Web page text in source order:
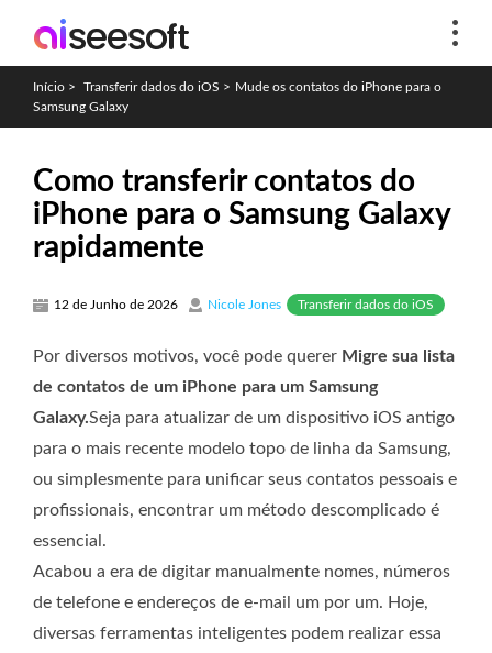
Início > Transferir dados do iOS > Mude os contatos do iPhone para o
Samsung Galaxy
Como transferir contatos do
iPhone para o Samsung Galaxy
rapidamente
12 de Junho de 2026 Nicole Jones Transferir dados do iOS
Por diversos motivos, você pode querer Migre sua lista
de contatos de um iPhone para um Samsung
Galaxy.Seja para atualizar de um dispositivo iOS antigo
para o mais recente modelo topo de linha da Samsung,
ou simplesmente para unificar seus contatos pessoais e
profissionais, encontrar um método descomplicado é
essencial.
Acabou a era de digitar manualmente nomes, números
de telefone e endereços de e-mail um por um. Hoje,
diversas ferramentas inteligentes podem realizar essa